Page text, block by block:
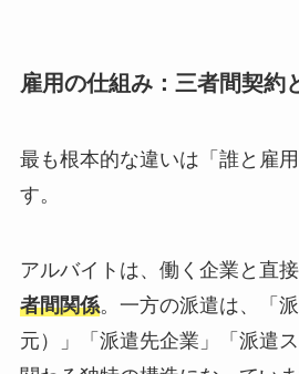
雇用の仕組み：三者間契約
最も根本的な違いは「誰と雇
す。
アルバイトは、働く企業と直
者間関係。一方の派遣は、「
元）」「派遣先企業」「派遣